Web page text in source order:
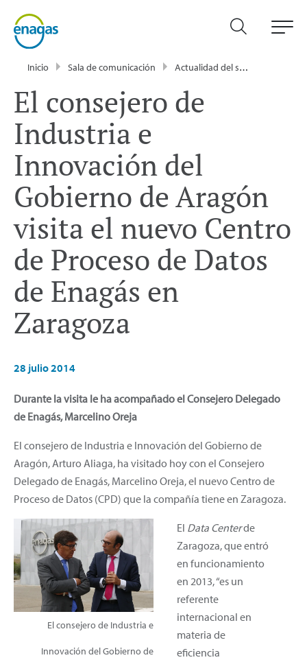
Inicio Sala de comunicación Actualidad del sector energético - Enagás
El consejero de
Industria e
Innovación del
Gobierno de Aragón
visita el nuevo Centro
de Proceso de Datos
de Enagás en
Zaragoza
28 julio 2014
Durante la visita le ha acompañado el Consejero Delegado
de Enagás, Marcelino Oreja
El consejero de Industria e Innovación del Gobierno de
Aragón, Arturo Aliaga, ha visitado hoy con el Consejero
Delegado de Enagás, Marcelino Oreja, el nuevo Centro de
Proceso de Datos (CPD) que la compañía tiene en Zaragoza.
El consejero de Industria e
Innovación del Gobierno de
El Data Centerde
Zaragoza, que entró
en funcionamiento
en 2013, “es un
referente
internacional en
materia de
eficiencia